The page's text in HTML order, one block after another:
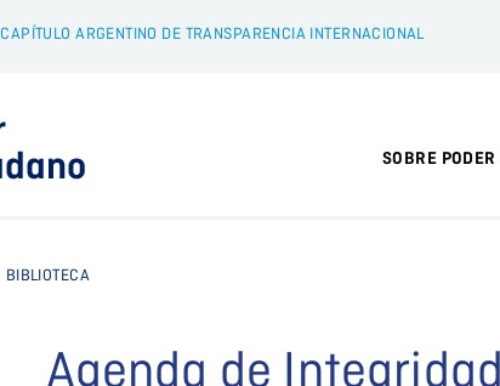
CAPÍTULO ARGENTINO DE TRANSPARENCIA INTERNACIONAL
SOBRE
BIBLIOTECA